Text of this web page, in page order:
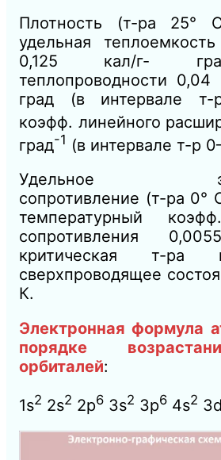
Плотность (т-ра 25°
удельная
0,125 кал/г-
теплопроводности
град (в интервале
коэфф. линейного
град-1 (в интервале т-р
Удельное
сопротивление (т-ра
температурный
сопротивления
критическая т-ра
сверхпроводящее
К.
Электронная формула
порядке
орбиталей:
1s2 2s2 2p6 3s2 3p6 4s2 3d